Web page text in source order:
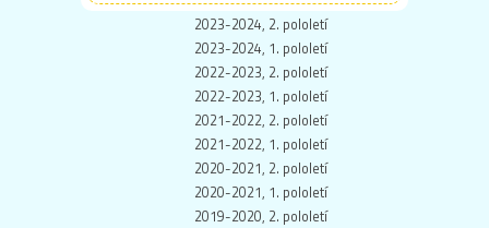
2023-2024, 2. pololetí
2023-2024, 1. pololetí
2022-2023, 2. pololetí
2022-2023, 1. pololetí
2021-2022, 2. pololetí
2021-2022, 1. pololetí
2020-2021, 2. pololetí
2020-2021, 1. pololetí
2019-2020, 2. pololetí